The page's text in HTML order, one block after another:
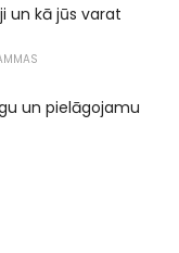
un kā jūs varat
un pielāgojamu